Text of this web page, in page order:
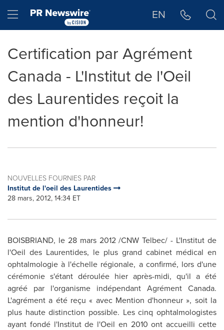
Hamburger menu EN
Certification par Agrément
Canada - L'Institut de l'Oeil
des Laurentides reçoit la
mention d'honneur!
NOUVELLES FOURNIES PAR
Institut de l'oeil des Laurentides
28 mars, 2012, 14:34 ET
BOISBRIAND, le 28 mars 2012 /CNW Telbec/ - L'Institut de
l'Oeil des Laurentides, le plus grand cabinet médical en
ophtalmologie à l'échelle régionale, a confirmé, lors d'une
cérémonie s'étant déroulée hier après-midi, qu'il a été
agréé par l'organisme indépendant Agrément Canada.
L'agrément a été reçu « avec Mention d'honneur », soit la
plus haute distinction possible. Les cinq ophtalmologistes
ayant fondé l'Institut de l'Oeil en 2010 ont accueilli cette